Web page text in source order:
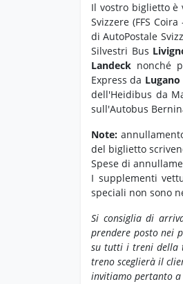
Il vostro biglietto è
Svizzere (FFS
di AutoPostale
Silvestri Bus
Landeck nonché
Express da Lugano
dell'Heidibus da
sull'Autobus
Note:
del biglietto
Spese di
I supplementi
speciali non sono
Si consiglia di
prendere posto nei
su tutti i treni della
treno sceglierà il
invitiamo pertanto a